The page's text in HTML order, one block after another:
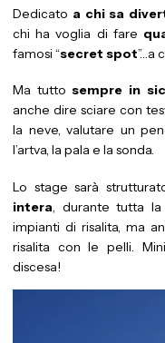
Dedicato a chi sa
chi ha voglia di fare
famosi “secret spot”…a
Ma tuttosempre in
anche dire sciare con
la neve, valutare un
l’artva, la pala e la sonda.
Lo stage sarà
intera, durante tutta la
impianti di risalita, ma
risalita con le pelli.
discesa!